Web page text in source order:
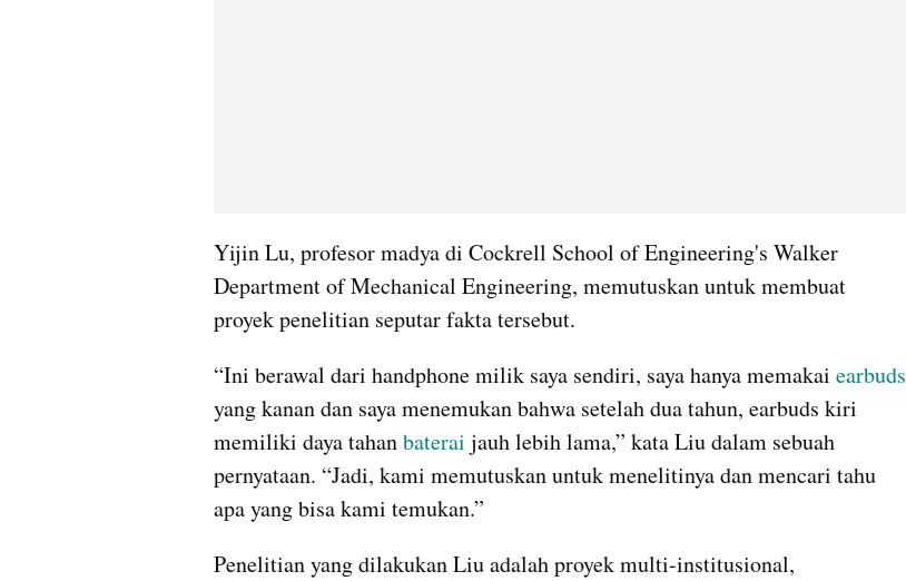
Yijin Lu, profesor madya di Cockrell School of Engineering's Walker
Department of Mechanical Engineering, memutuskan untuk membuat
proyek penelitian seputar fakta tersebut.
“Ini berawal dari handphone milik saya sendiri, saya hanya memakai earbuds
yang kanan dan saya menemukan bahwa setelah dua tahun, earbuds kiri
memiliki daya tahan baterai jauh lebih lama,” kata Liu dalam sebuah
pernyataan. “Jadi, kami memutuskan untuk menelitinya dan mencari tahu
apa yang bisa kami temukan.”
Penelitian yang dilakukan Liu adalah proyek multi-institusional,